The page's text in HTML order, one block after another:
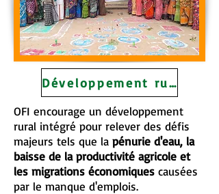
Développement rural intégré
OFI encourage un développement
rural intégré pour relever des défis
majeurs tels que la pénurie d'eau, la
baisse de la productivité agricole et
les migrations économiques causées
par le manque d'emplois.